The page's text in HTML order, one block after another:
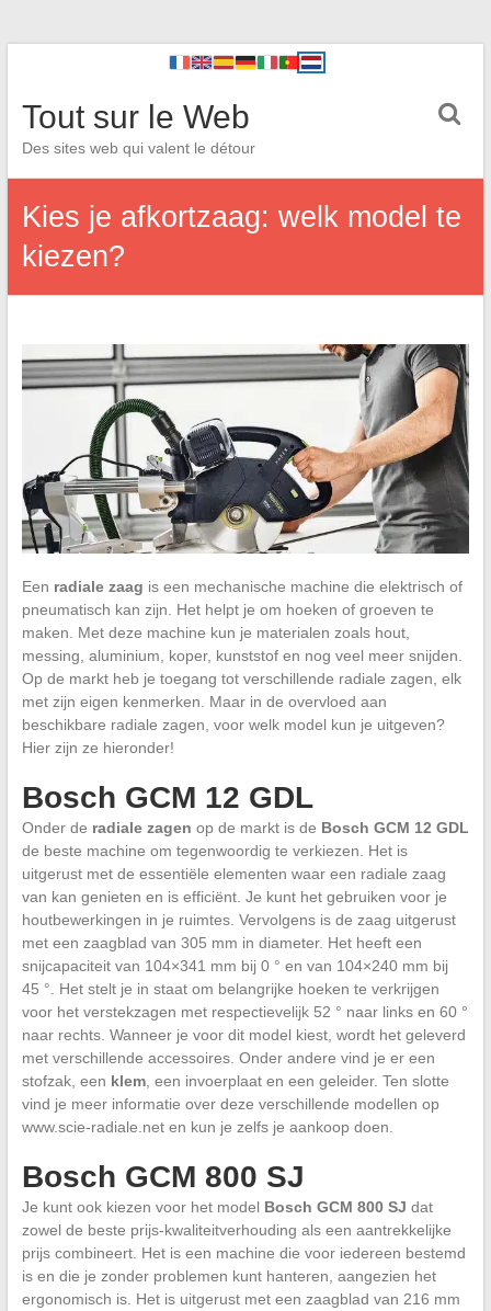
Tout sur le Web
Des sites web qui valent le détour
Kies je afkortzaag: welk model te
kiezen?
Een radiale zaag is een mechanische machine die elektrisch of
pneumatisch kan zijn. Het helpt je om hoeken of groeven te
maken. Met deze machine kun je materialen zoals hout,
messing, aluminium, koper, kunststof en nog veel meer snijden.
Op de markt heb je toegang tot verschillende radiale zagen, elk
met zijn eigen kenmerken. Maar in de overvloed aan
beschikbare radiale zagen, voor welk model kun je uitgeven?
Hier zijn ze hieronder!
Bosch GCM 12 GDL
Onder de radiale zagen op de markt is de Bosch GCM 12 GDL
de beste machine om tegenwoordig te verkiezen. Het is
uitgerust met de essentiële elementen waar een radiale zaag
van kan genieten en is efficiënt. Je kunt het gebruiken voor je
houtbewerkingen in je ruimtes. Vervolgens is de zaag uitgerust
met een zaagblad van 305 mm in diameter. Het heeft een
snijcapaciteit van 104×341 mm bij 0 ° en van 104×240 mm bij
45 °. Het stelt je in staat om belangrijke hoeken te verkrijgen
voor het verstekzagen met respectievelijk 52 ° naar links en 60 °
naar rechts. Wanneer je voor dit model kiest, wordt het geleverd
met verschillende accessoires. Onder andere vind je er een
stofzak, een klem, een invoerplaat en een geleider. Ten slotte
vind je meer informatie over deze verschillende modellen op
www.scie-radiale.net en kun je zelfs je aankoop doen.
Bosch GCM 800 SJ
Je kunt ook kiezen voor het model Bosch GCM 800 SJ dat
zowel de beste prijs-kwaliteitverhouding als een aantrekkelijke
prijs combineert. Het is een machine die voor iedereen bestemd
is en die je zonder problemen kunt hanteren, aangezien het
ergonomisch is. Het is uitgerust met een zaagblad van 216 mm